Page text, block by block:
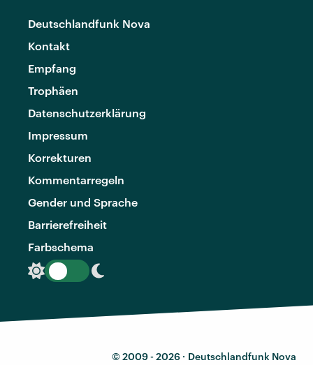
Deutschlandfunk Nova
Kontakt
Empfang
Trophäen
Datenschutzerklärung
Impressum
Korrekturen
Kommentarregeln
Gender und Sprache
Barrierefreiheit
Farbschema
© 2009 - 2026 · Deutschlandfunk Nova